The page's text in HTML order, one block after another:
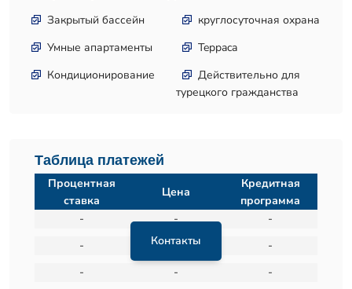
Закрытый бассейн
круглосуточная охрана
Умные апартаменты
Teppaca
Кондиционирование
Действительно для
турецкого гражданства
Таблица платежей
Контакты
Процентная
ставка
Цена
Кредитная
программа
-
-
-
-
-
-
-
- -